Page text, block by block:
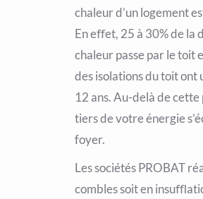
chaleur d’un logement
En eﬀet, 25 à 30% de la
chaleur passe par le toit
des isolations du toit ont
12 ans. Au-delà de cette
tiers de votre énergie
foyer.
Les sociétés PROBAT
combles soit en